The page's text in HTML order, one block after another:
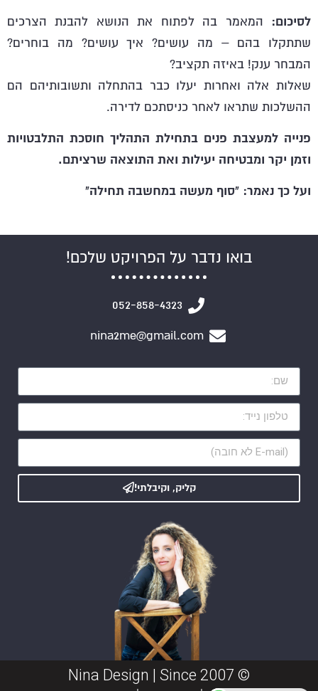
לסיכום:
המאמר בה לפתוח את הנושא להבנת הצרכים
שתתקלו בהם – מה עושים? איך עושים? מה בוחרים?
המבחר ענק! באיזה תקציב?
שאלות אלה ואחרות יעלו כבר בהתחלה ותשובותיהם הם
ההשלכות שתראו לאחר כניסתכם לדירה.
פנייה למעצבת פנים בתחילת התהליך חוסכת התלבטויות
וזמן יקר ומבטיחה יעילות ואת התוצאה שרציתם.
ועל כך נאמר: "סוף מעשה במחשבה תחילה"
בואו נדבר על הפרויקט שלכם!
052-858-4323
nina2me@gmail.com
קליק, וקיבלתי!
© Nina Design | Since 2007